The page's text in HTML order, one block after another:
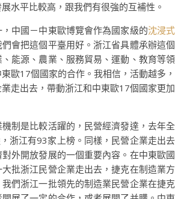
水平比較高，跟我們有很強的互補性。
中國－中東歐博覽會作為國家級的沈浸式
會把這個平臺用好。浙江省具體承辦這個
能源、農業、服務貿易、運動、教育等領
歐17個國家的合作。我相信，活動越多，
走出去，帶動浙江和中東歐17個國家更加
制是比較活躍的，民營經濟發達，去年全
浙江有93家上榜。同樣，民營企業走出去
外開放發展的一個重要內容。在中東歐國
批浙江民營企業走出去，捷克在制造業方
們浙江一批領先的制造業民營企業在捷克